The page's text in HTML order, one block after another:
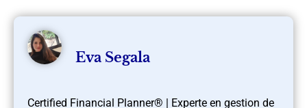
Eva Segala
Certified Financial Planner® | Experte en gestion de